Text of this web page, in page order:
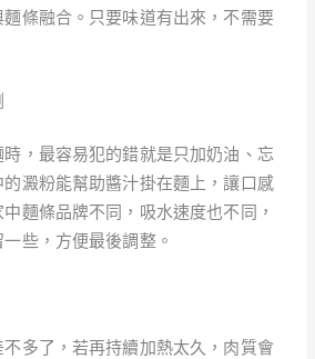
條融合。只要味道有出來，不需要
，最容易犯的錯就是只加奶油、忘
澱粉能幫助醬汁掛在麵上，讓口感
麵條品牌不同，吸水速度也不同，
些，方便最後調整。
多了，若再持續加熱太久，肉質會